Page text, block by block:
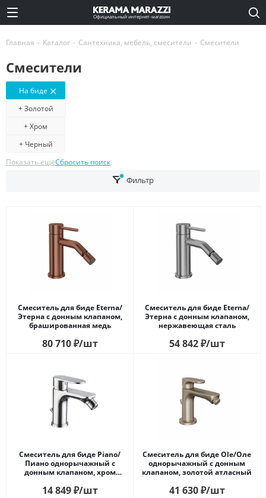
Официальный интернет-магазин
Главная - Каталог - Сантехника, мебель, смесители - Смесители
Смесители
На биде
+ Золотой
+ Хром
+ Черный
Показать ещёСбросить поиск
Фильтр
Смеситель для биде Eterna/
Этерна с донным клапаном,
брашированная медь
80 710₽/шт
Смеситель для биде Eterna/
Этерна c донным клапаном,
нержавеющая сталь
54 842₽/шт
Смеситель для биде Piano/
Пиано однорычажный с
донным клапаном, хром
14 849₽/шт
Смеситель для биде Ole/Оле
однорычажный с донным
клапаном, золотой атласный
41 630₽/шт